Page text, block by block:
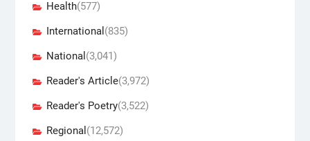
Health(577)
International (835)
National (3,041)
Reader's Article(3,972)
Reader's Poetry(3,522)
Regional (12,572)